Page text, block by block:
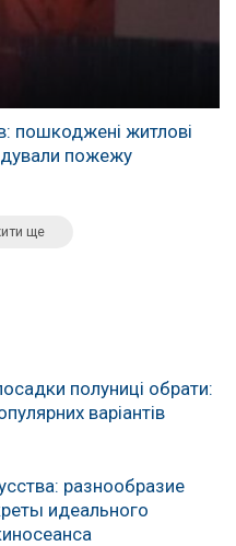
пошкоджені житлові
пожежу
ще
полуниці обрати:
варіантів
разнообразие
идеального